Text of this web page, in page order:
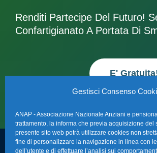
Gestisci Consenso
ANAP - Associazione Nazionale Anziani e
trattamento, la informa che previa acquisizione del
presente sito web potrà utilizzare cookies non
fine di personalizzare la navigazione in linea con
dell’utente e di effettuare l’analisi sui
Renditi Partecipe Del Futuro!
Confartigianato A Portata Di
E'